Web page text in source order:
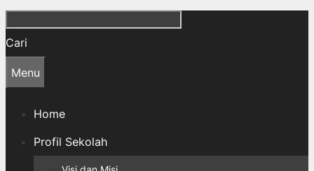
Cari
Menu
Home
Profil Sekolah